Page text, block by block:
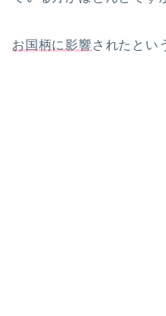
お国柄に影響されたとい